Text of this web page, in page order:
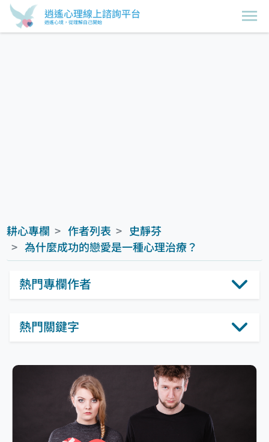
逍遙心理線上諮詢平台
逍遙心境，從理解自己開始
熱門關鍵字
熱門專欄作者
耕心專欄 作者列表
史靜芬
為什麼成功的戀愛是一種心理治療？